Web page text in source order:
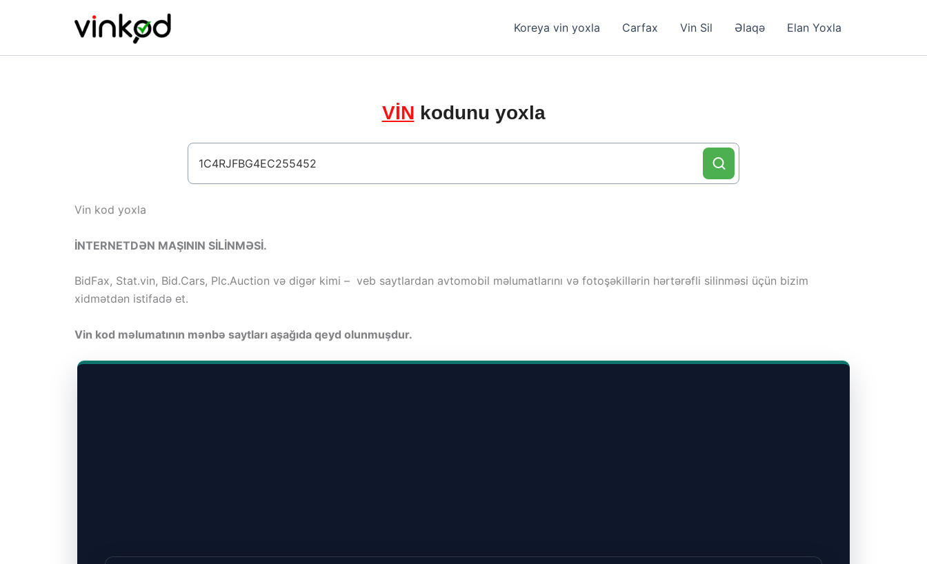
Koreya vin yoxla Carfax Vin Sil Əlaqə Elan Yoxla
VİN kodunu yoxla
Vin kod yoxla
İNTERNETDƏN MAŞININ SİLİNMƏSİ.
BidFax, Stat.vin, Bid.Cars, Plc.Auction və digər kimi – veb saytlardan avtomobil məlumatlarını və fotoşəkillərin hərtərəfli silinməsi üçün bizim
xidmətdən istifadə et.
Vin kod məlumatının mənbə saytları aşağıda qeyd olunmuşdur.